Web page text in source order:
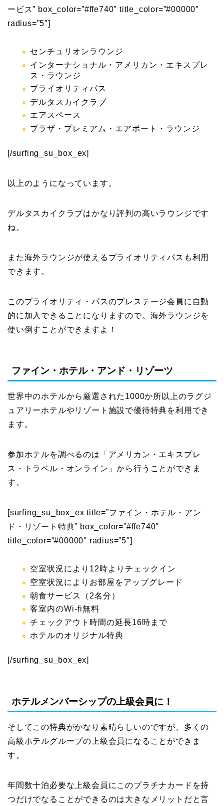
ービス” box_color=”#ffe740″ title_color=”#00000″
radius=”5″]
センチュリオンラウンジ
インターナショナル・アメリカン・エキスプレ
ス・ラウンジ
プライオリティパス
デルタスカイクラブ
エアスペース
プラザ・プレミアム・エアポート・ラウンジ
[/surfing_su_box_ex]
以上のようになっています。
デルタスカイクラブはかなり評判の高いラウンジです
ね。
また海外ラウンジが使えるプライオリティパスも利用
できます。
このプライオリティ・パスのプレステージ会員に自動
的に加入できることになりますので。海外ラウンジを
使い倒すことができますよ！
ファイン・ホテル・アンド・リゾーツ
世界中のホテルから厳選された1000か所以上のラグジ
ュアリーホテルやリゾート施設で優待特典を利用でき
ます。
参加ホテルを調べるのは「アメリカン・エキスプレ
ス・トラベル・オンライン」から行うことができま
す。
[surfing_su_box_ex title=”ファイン・ホテル・アン
ド・リゾート特典” box_color=”#ffe740″
title_color=”#00000″ radius=”5″]
空室状況により12時よりチェックイン
空室状況によりお部屋をアップグレード
朝食サービス（2名分）
客室内のWi-fi無料
チェックアウト時間の延長16時まで
ホテルのオリジナル特典
[/surfing_su_box_ex]
ホテルメンバーシップの上級会員に！
そしてこの特典がかなり素晴らしいのですが、多くの
高級ホテルグループの上級会員になることができま
す。
年間数十泊必要な上級会員にこのプラチナカードを持
つだけでなることができるのは大きなメリットだと言